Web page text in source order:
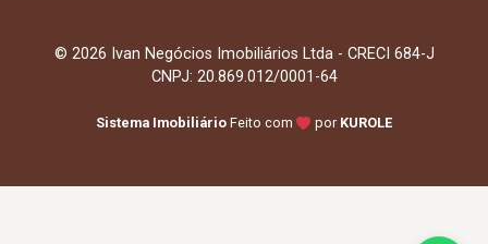
© 2026 Ivan Negócios Imobiliários Ltda - CRECI 684-J
CNPJ: 20.869.012/0001-64
Sistema Imobiliário Feito com por KUROLE